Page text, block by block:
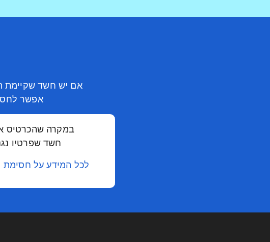
אם יש חשד שקיימת
אפשר
במקרה שהכרטיס
חשד שפרטיו
לכל המידע על חסימת